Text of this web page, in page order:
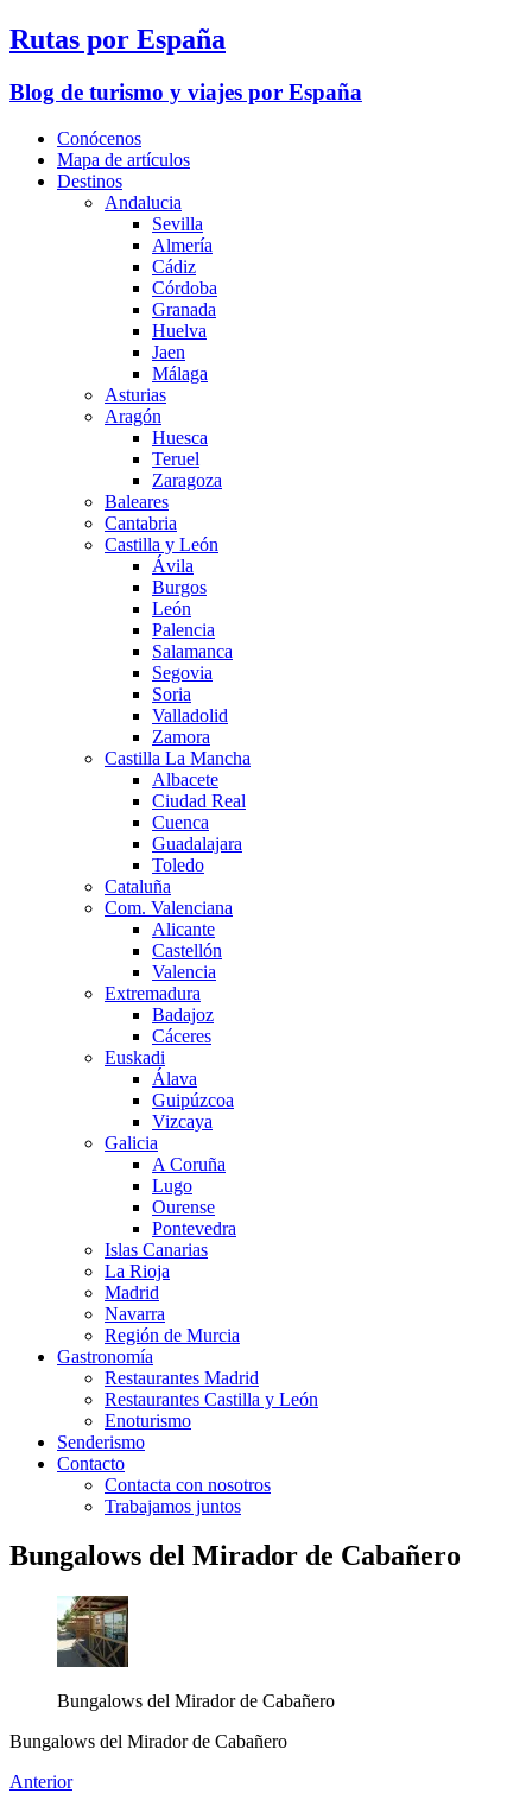
Rutas por España
Blog de turismo y viajes por España
Conócenos
Mapa de artículos
Destinos
Andalucia
Sevilla
Almería
Cádiz
Córdoba
Granada
Huelva
Jaen
Málaga
Asturias
Aragón
Huesca
Teruel
Zaragoza
Baleares
Cantabria
Castilla y León
Ávila
Burgos
León
Palencia
Salamanca
Segovia
Soria
Valladolid
Zamora
Castilla La Mancha
Albacete
Ciudad Real
Cuenca
Guadalajara
Toledo
Cataluña
Com. Valenciana
Alicante
Castellón
Valencia
Extremadura
Badajoz
Cáceres
Euskadi
Álava
Guipúzcoa
Vizcaya
Galicia
A Coruña
Lugo
Ourense
Pontevedra
Islas Canarias
La Rioja
Madrid
Navarra
Región de Murcia
Gastronomía
Restaurantes Madrid
Restaurantes Castilla y León
Enoturismo
Senderismo
Contacto
Contacta con nosotros
Trabajamos juntos
Bungalows del Mirador de Cabañero
Bungalows del Mirador de Cabañero
Bungalows del Mirador de Cabañero
Anterior